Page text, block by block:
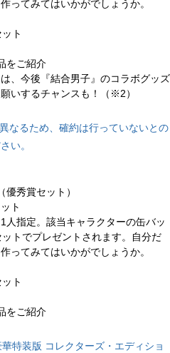
ってみてはいかがでしょうか。
ト
をご紹介
、今後『結合男子』のコラボグッズ
いするチャンスも！（※2）
なるため、確約は行っていないとの
い。
秀賞セット）
ト
指定。該当キャラクターの缶バッ
トでプレゼントされます。自分だ
ってみてはいかがでしょうか。
ト
をご紹介
特装版 コレクターズ・エディショ